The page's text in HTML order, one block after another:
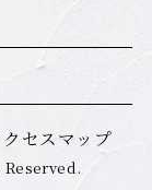
クセスマップ
Reserved.